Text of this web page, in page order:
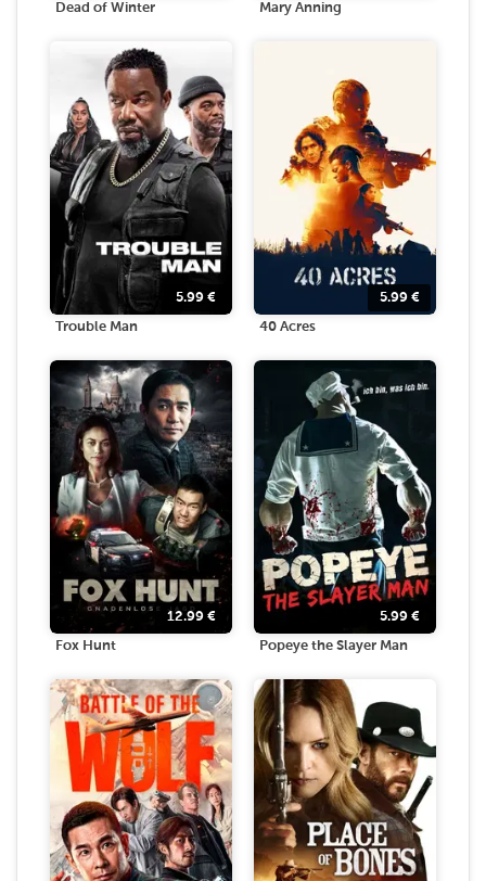
Dead of Winter Mary Anning
5.99 €
Trouble Man
5.99 €
40 Acres
12.99 €
Fox Hunt
5.99 €
Popeye the Slayer Man